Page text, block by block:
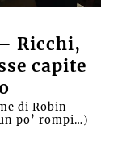
Ricchi,
capite
di Robin
po’ rompi…)